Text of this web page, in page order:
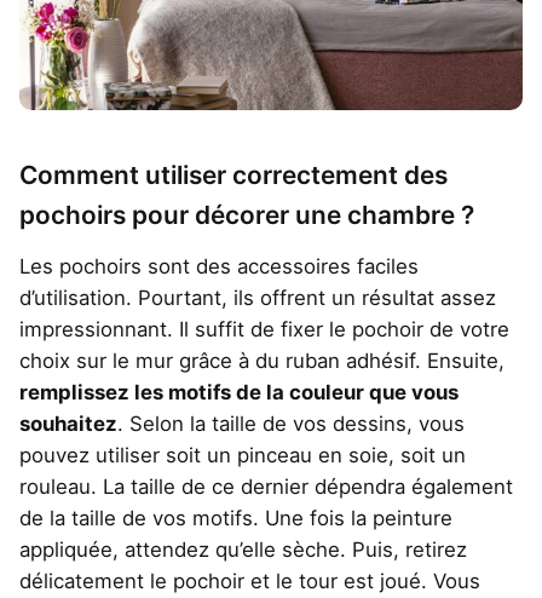
Comment utiliser correctement des
pochoirs pour décorer une chambre ?
Les pochoirs sont des accessoires faciles
d’utilisation. Pourtant, ils offrent un résultat assez
impressionnant. Il suffit de fixer le pochoir de votre
choix sur le mur grâce à du ruban adhésif. Ensuite,
remplissez les motifs de la couleur que vous
souhaitez. Selon la taille de vos dessins, vous
pouvez utiliser soit un pinceau en soie, soit un
rouleau. La taille de ce dernier dépendra également
de la taille de vos motifs. Une fois la peinture
appliquée, attendez qu’elle sèche. Puis, retirez
délicatement le pochoir et le tour est joué. Vous